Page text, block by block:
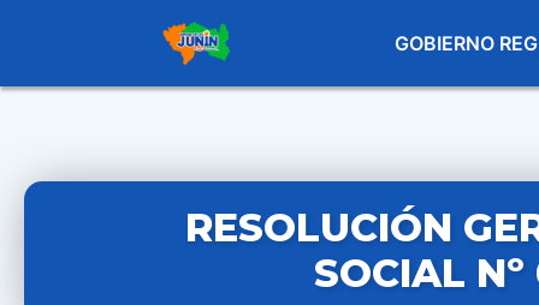
GOBIERNO
RESOLUCIÓN
SOCIAL Nº